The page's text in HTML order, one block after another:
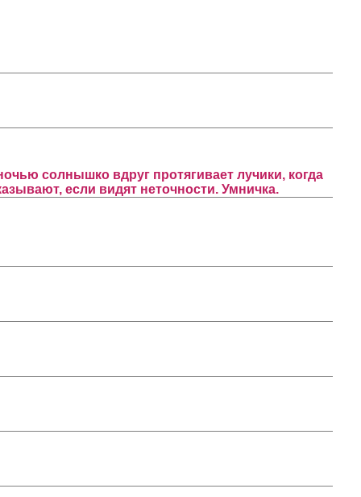
солнышко вдруг протягивает лучики, когда
если видят неточности. Умничка.